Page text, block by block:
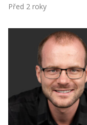
Před 2 roky